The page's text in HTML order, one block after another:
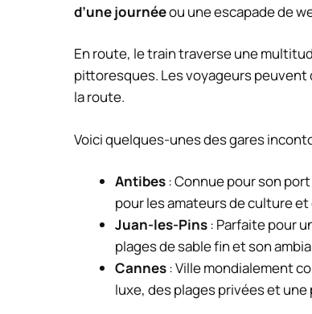
d’une journéeou une escapade de
En route, le train traverse une
pittoresques. Les voyageurs
la route.
Voici quelques-unes des gares
Antibes: Connue pour son
pour les amateurs de culture et
Juan-les-Pins: Parfaite pour
plages de sable fin et son
Cannes: Ville mondialement
luxe, des plages privées et